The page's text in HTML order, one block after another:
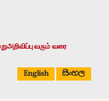
வரும் வரை
English සිංහල